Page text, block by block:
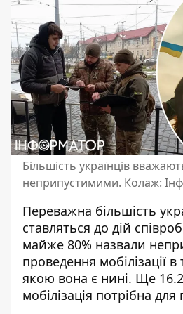
Більшість українців
неприпустимими. Колаж:
Переважна більшість
ставляться до дій
майже 80% назвали
проведення мобілізації в
якою вона є нині. Ще
мобілізація потрібна